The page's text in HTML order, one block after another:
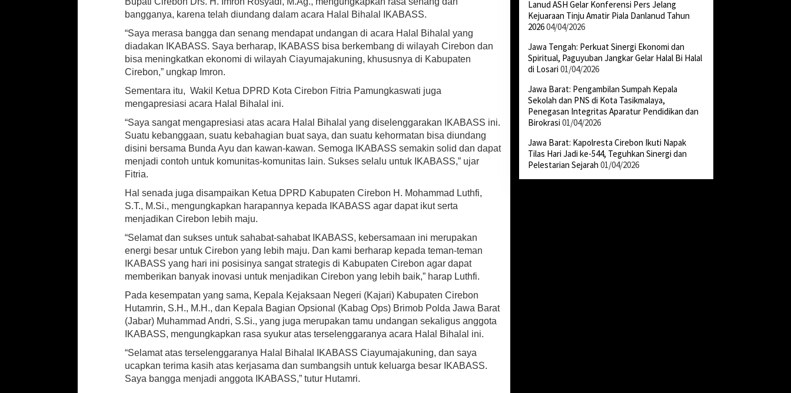
bangganya, karena telah diundang dalam acara Halal Bihalal IKABASS.
“Saya merasa bangga dan senang mendapat undangan di acara Halal Bihalal yang
diadakan IKABASS. Saya berharap, IKABASS bisa berkembang di wilayah Cirebon dan
bisa meningkatkan ekonomi di wilayah Ciayumajakuning, khususnya di Kabupaten
Cirebon,” ungkap Imron.
Sementara itu, Wakil Ketua DPRD Kota Cirebon Fitria Pamungkaswati juga
mengapresiasi acara Halal Bihalal ini.
“Saya sangat mengapresiasi atas acara Halal Bihalal yang diselenggarakan IKABASS ini.
Suatu kebanggaan, suatu kebahagian buat saya, dan suatu kehormatan bisa diundang
disini bersama Bunda Ayu dan kawan-kawan. Semoga IKABASS semakin solid dan dapat
menjadi contoh untuk komunitas-komunitas lain. Sukses selalu untuk IKABASS,” ujar
Fitria.
Hal senada juga disampaikan Ketua DPRD Kabupaten Cirebon H. Mohammad Luthfi,
S.T., M.Si., mengungkapkan harapannya kepada IKABASS agar dapat ikut serta
menjadikan Cirebon lebih maju.
“Selamat dan sukses untuk sahabat-sahabat IKABASS, kebersamaan ini merupakan
energi besar untuk Cirebon yang lebih maju. Dan kami berharap kepada teman-teman
IKABASS yang hari ini posisinya sangat strategis di Kabupaten Cirebon agar dapat
memberikan banyak inovasi untuk menjadikan Cirebon yang lebih baik,” harap Luthfi.
Pada kesempatan yang sama, Kepala Kejaksaan Negeri (Kajari) Kabupaten Cirebon
Hutamrin, S.H., M.H., dan Kepala Bagian Opsional (Kabag Ops) Brimob Polda Jawa Barat
(Jabar) Muhammad Andri, S.Si., yang juga merupakan tamu undangan sekaligus anggota
IKABASS, mengungkapkan rasa syukur atas terselenggaranya acara Halal Bihalal ini.
“Selamat atas terselenggaranya Halal Bihalal IKABASS Ciayumajakuning, dan saya
ucapkan terima kasih atas kerjasama dan sumbangsih untuk keluarga besar IKABASS.
Saya bangga menjadi anggota IKABASS,” tutur Hutamri.
Lanud ASH Gelar Konferensi Pers Jelang
Kejuaraan Tinju Amatir Piala Danlanud Tahun
202604/04/2026
Jawa Tengah: Perkuat Sinergi Ekonomi dan
Spiritual, Paguyuban Jangkar Gelar Halal Bi Halal
di Losari 01/04/2026
Jawa Barat: Pengambilan Sumpah Kepala
Sekolah dan PNS di Kota Tasikmalaya,
Penegasan Integritas Aparatur Pendidikan dan
Birokrasi 01/04/2026
Jawa Barat: Kapolresta Cirebon Ikuti Napak
Tilas Hari Jadi ke-544, Teguhkan Sinergi dan
Pelestarian Sejarah 01/04/2026